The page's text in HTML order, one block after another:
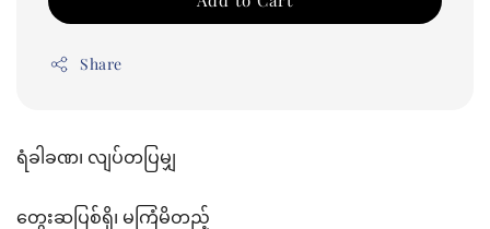
Share
ရံခါခဏ၊ လျပ်တပြမျှ
တွေးဆပြစ်ရှိ၊ မကြံမိတည့်